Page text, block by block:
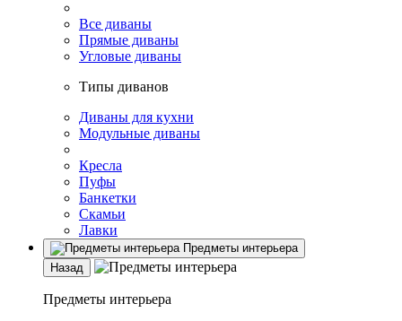
Все диваны
Прямые диваны
Угловые диваны
Типы диванов
Диваны для кухни
Модульные диваны
Кресла
Пуфы
Банкетки
Скамьи
Лавки
Предметы интерьера
Назад
Предметы интерьера